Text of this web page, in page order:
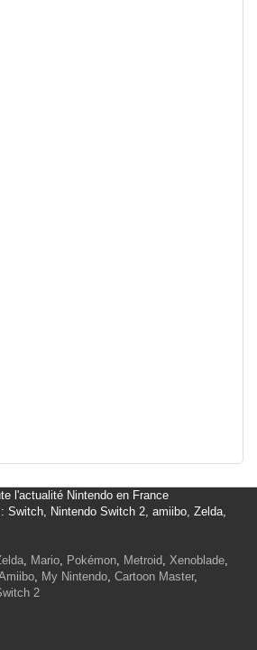
l'actualité Nintendo en France
Switch, Nintendo Switch 2, amiibo, Zelda,
, Mario, Pokémon, Metroid, Xenoblade,
, My Nintendo, Cartoon Master,
2